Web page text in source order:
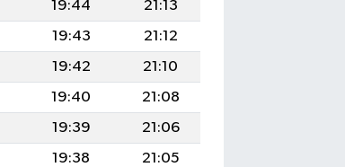
19:44
21:13
19:43
21:12
19:42
21:10
19:40
21:08
19:39
21:06
19:38
21:05